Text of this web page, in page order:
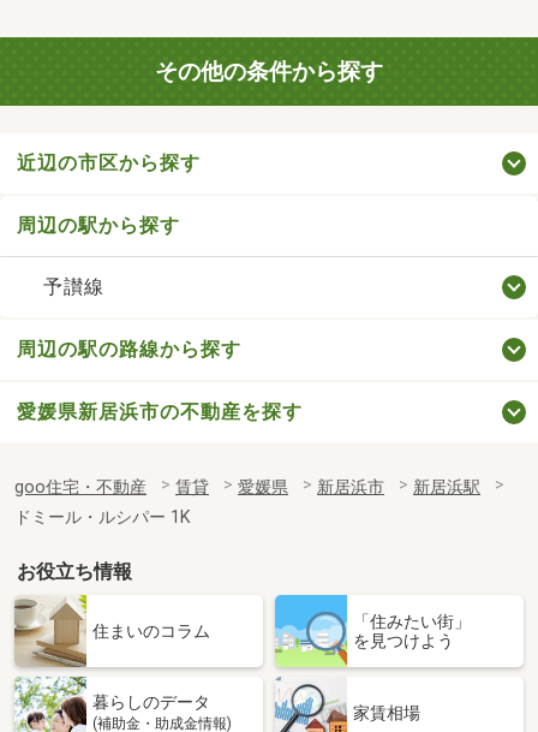
その他の条件から探す
近辺の市区から探す
周辺の駅から探す
予讃線
周辺の駅の路線から探す
愛媛県新居浜市の不動産を探す
goo住宅・不動産 賃貸 愛媛県 新居浜市
新居浜駅
ドミール・ルシパー 1K
お役立ち情報
住まいのコラム
「住みたい街」
を見つけよう
暮らしのデータ
(補助金・助成金情報)
家賃相場